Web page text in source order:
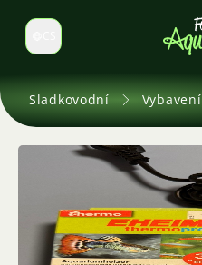
Select language
Sladkovodní Vybavení